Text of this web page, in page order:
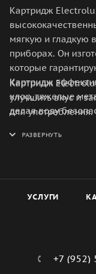
Картридж
мягкую и гладкую
приборах. Он
которые
Картридж
хлор, тяжелые
делая воду
Картридж
улучшить вкус и
для употребления.
Этот картридж
УСЛУГИ
+7 (952)